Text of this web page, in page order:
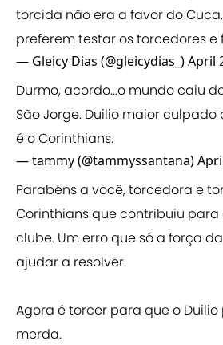
torcida não era a favor do
preferem testar os torcedores e
— Gleicy Dias (@gleicydias_)April
Durmo, acordo...o mundo caiu
São Jorge. Duilio maior culpado
é o Corinthians.
— tammy (@tammyssantana)
Parabéns a você, torcedora e
Corinthians que contribuiu
clube. Um erro que só a força
ajudar a resolver.
Agora é torcer para que o
merda.